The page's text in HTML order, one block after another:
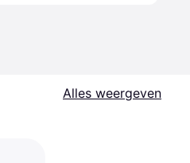
Alles weergeven